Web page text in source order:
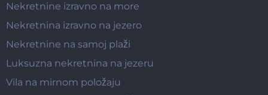
Nekretnine izravno na more
Nekretnina izravno na jezero
Nekretnine na samoj plaži
Luksuzna nekretnina na jezeru
Vila na mirnom položaju